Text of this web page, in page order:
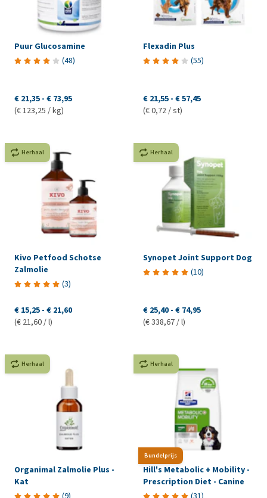
Puur Glucosamine
(48)
€ 21,35 - € 73,95
(€ 123,25 / kg)
Flexadin Plus
(55)
€ 21,55 - € 57,45
(€ 0,72 / st)
Herhaal
Kivo Petfood Schotse
Zalmolie
(3)
€ 15,25 - € 21,60
(€ 21,60 / l)
Herhaal
Synopet Joint Support Dog
(10)
€ 25,40 - € 74,95
(€ 338,67 / l)
Herhaal
Organimal Zalmolie Plus -
Kat
Bundelprijs
Herhaal
Hill's Metabolic + Mobility -
Prescription Diet - Canine